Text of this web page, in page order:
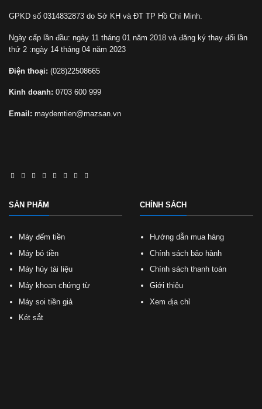
GPKD số 0314832873 do Sở KH và ĐT TP Hồ Chí Minh.
Ngày cấp lần đầu: ngày 11 tháng 01 năm 2018 và đăng ký thay đổi lần
thứ 2 :ngày 14 tháng 04 năm 2023
Điện thoại: (028)22508665
Kinh doanh: 0703 600 999
Email: maydemtien@mazsan.vn
SẢN PHẨM
Máy đếm tiền
Máy bó tiền
Máy hủy tài liệu
Máy khoan chứng từ
Máy soi tiền giả
Két sắt
CHÍNH SÁCH
Hướng dẫn mua hàng
Chính sách bảo hành
Chính sách thanh toán
Giới thiệu
Xem địa chỉ